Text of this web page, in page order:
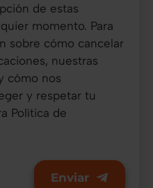
de estas
momento. Para
sobre cómo cancelar
nuestras
cómo nos
y respetar tu
Política de